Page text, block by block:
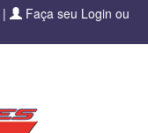
|
Faça seu Login ou